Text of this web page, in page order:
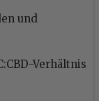
und
Verhältnis